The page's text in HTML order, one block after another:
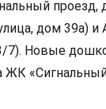
дом 39а)
Новые